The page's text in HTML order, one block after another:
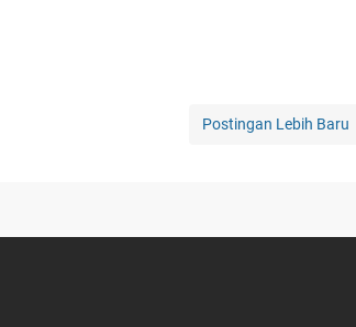
Postingan Lebih Baru